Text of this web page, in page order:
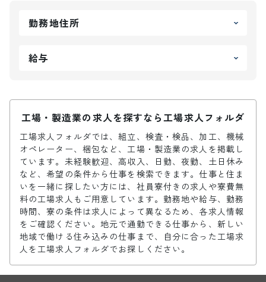
勤務地住所
給与
工場・製造業の求人を探すなら工場求人フォルダ
工場求人フォルダでは、組立、検査・検品、加工、機械
オペレーター、梱包など、工場・製造業の求人を掲載し
ています。未経験歓迎、高収入、日勤、夜勤、土日休み
など、希望の条件から仕事を検索できます。仕事と住ま
いを一緒に探したい方には、社員寮付きの求人や寮費無
料の工場求人もご用意しています。勤務地や給与、勤務
時間、寮の条件は求人によって異なるため、各求人情報
をご確認ください。地元で通勤できる仕事から、新しい
地域で働ける住み込みの仕事まで、自分に合った工場求
人を工場求人フォルダでお探しください。